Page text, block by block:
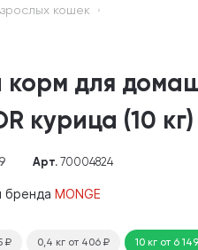
кошек
корм для
курица (10 кг)
Арт. 70004824
бренда MONGE
₽ 0,4 кг от 406 ₽ 10 кг от 6